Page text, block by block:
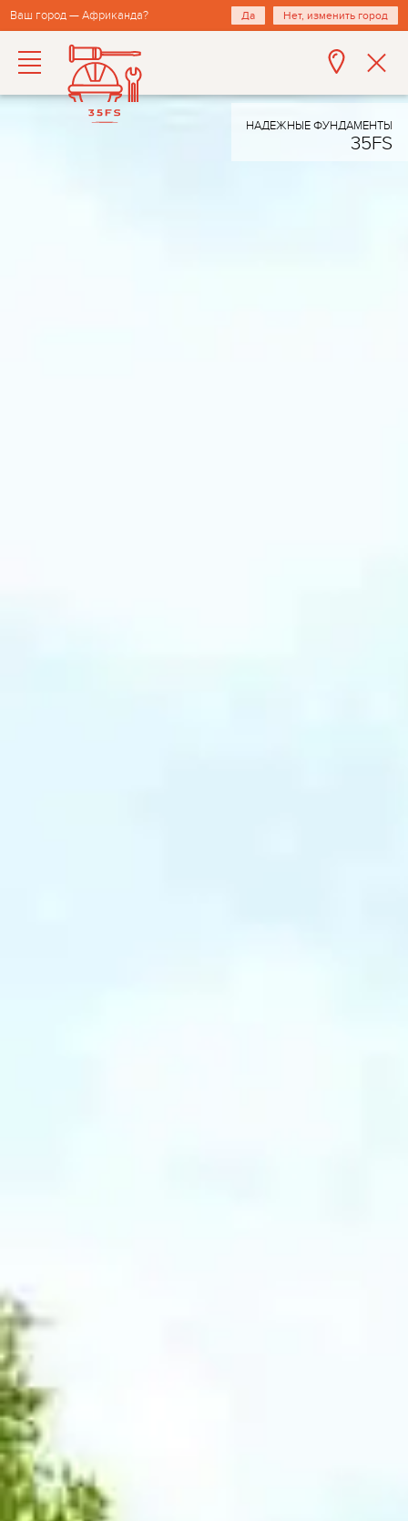
Ваш город — Африканда? Да Нет, изменить город
НАДЕЖНЫЕ ФУНДАМЕНТЫ
35FS